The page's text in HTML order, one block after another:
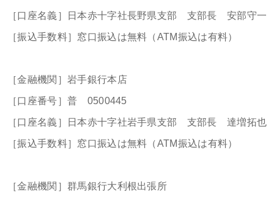
［口座名義］日本赤十字社長野県支部 支部長 安部守一
［振込手数料］窓口振込は無料（ATM振込は有料）
［金融機関］岩手銀行本店
［口座番号］普 0500445
［口座名義］日本赤十字社岩手県支部 支部長 達増拓也
［振込手数料］窓口振込は無料（ATM振込は有料）
［金融機関］群馬銀行大利根出張所